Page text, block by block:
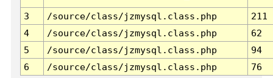
3 /source/class/jzmysql.class.php
211
4
/source/class/jzmysql.class.php
62
5
/source/class/jzmysql.class.php
94
6
/source/class/jzmysql.class.php 76